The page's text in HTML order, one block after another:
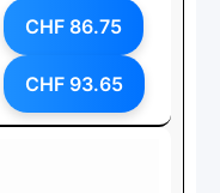
CHF 86.75
CHF 93.65